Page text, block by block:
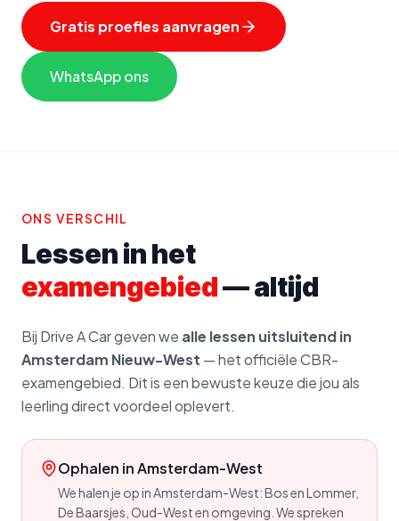
Gratis proefles aanvragen
WhatsApp ons
ONS VERSCHIL
Lessen in het
examengebied— altijd
Bij Drive A Car geven we alle lessen uitsluitend in
Amsterdam Nieuw-West — het officiële CBR-
examengebied. Dit is een bewuste keuze die jou als
leerling direct voordeel oplevert.
Ophalen inAmsterdam-West
We halen je op in Amsterdam-West: Bos en Lommer,
De Baarsjes, Oud-West en omgeving. We spreken